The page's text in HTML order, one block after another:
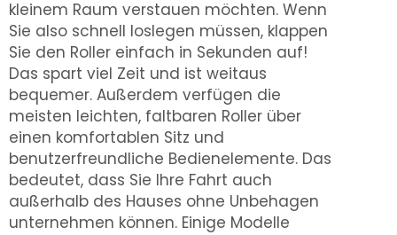
kleinem Raum verstauen möchten. Wenn
Sie also schnell loslegen müssen, klappen
Sie den Roller einfach in Sekunden auf!
Das spart viel Zeit und ist weitaus
bequemer. Außerdem verfügen die
meisten leichten, faltbaren Roller über
einen komfortablen Sitz und
benutzerfreundliche Bedienelemente. Das
bedeutet, dass Sie Ihre Fahrt auch
außerhalb des Hauses ohne Unbehagen
unternehmen können. Einige Modelle